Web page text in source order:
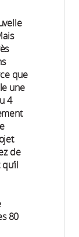
que
une
4
de
80